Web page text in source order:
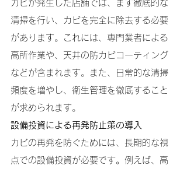
カビが発生した店舗では、まず徹底的な
清掃を行い、カビを完全に除去する必要
があります。これには、専門業者による
高所作業や、天井の防カビコーティング
などが含まれます。また、日常的な清掃
頻度を増やし、衛生管理を徹底すること
が求められます。
設備投資による再発防止策の導入
カビの再発を防ぐためには、長期的な視
点での設備投資が必要です。例えば、高